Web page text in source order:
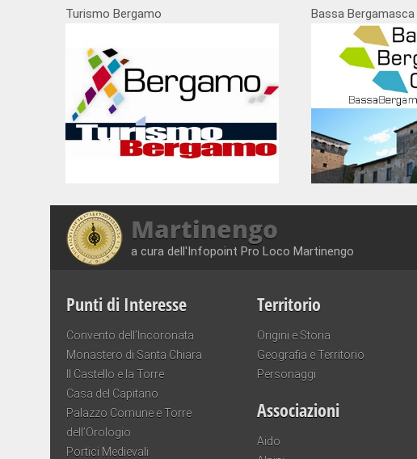
Turismo Bergamo Bassa Bergamasca
Martinengo
a cura dell'Infopoint Pro Loco Martinengo
Punti di Interesse
Convento dell’Incoronata
Monastero di Santa Chiara
Il Castello e la Torre
Casa del Capitano
Palazzo Comune e Torre
dell’Orologio
Portici Medievali
Territorio
Origini e Storia
Geografia e Territorio
Personaggi
Associazioni
Aido